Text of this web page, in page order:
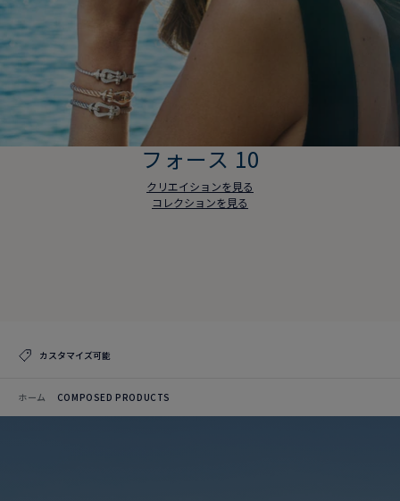
フォース 10
クリエイションを見る
コレクションを見る
カスタマイズ可能
ホーム COMPOSED PRODUCTS